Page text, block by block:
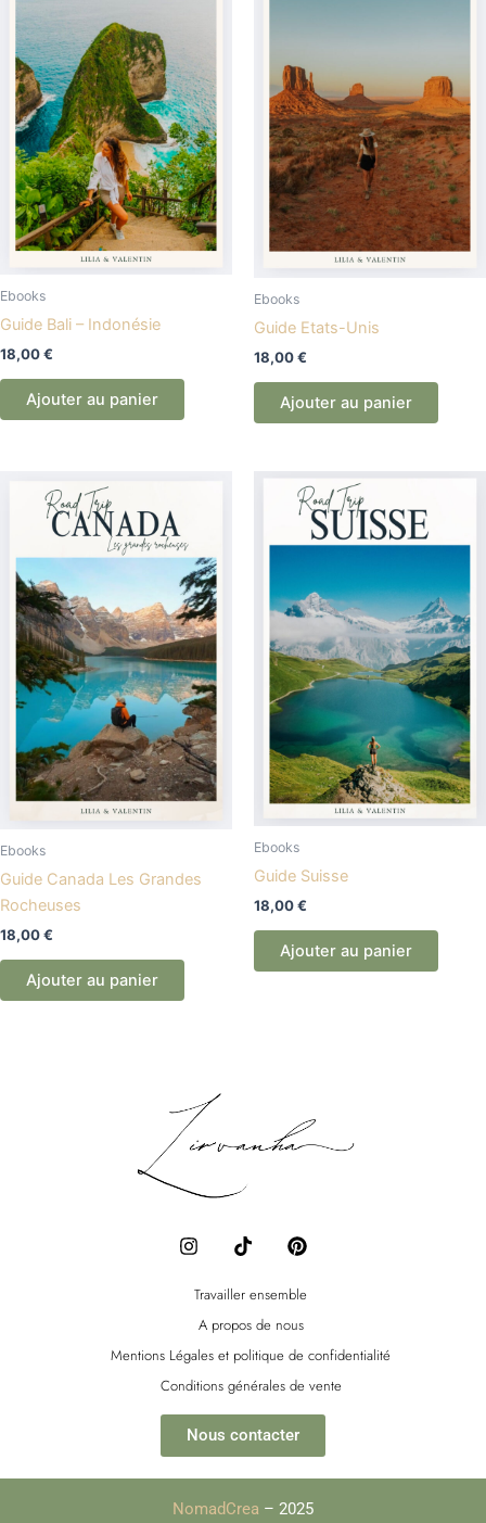
Ebooks
Guide Bali – Indonésie
18,00€
Ajouter au panier
Ebooks
Guide Etats-Unis
18,00€
Ajouter au panier
Ebooks
Guide Canada Les Grandes
Rocheuses
18,00€
Ajouter au panier
Ebooks
Guide Suisse
18,00€
Ajouter au panier
I
n
t
g
r
a
m
T
i
t
k
P
i
t
r
e
t
Travailler ensemble
A propos de nous
Mentions Légales et politique de confidentialité
Conditions générales de vente
Nous contacter
NomadCrea – 2025